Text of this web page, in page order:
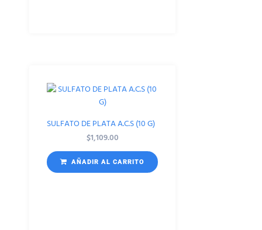
SULFATO DE PLATA A.C.S (10 G)
$1,109.00
AÑADIR AL CARRITO